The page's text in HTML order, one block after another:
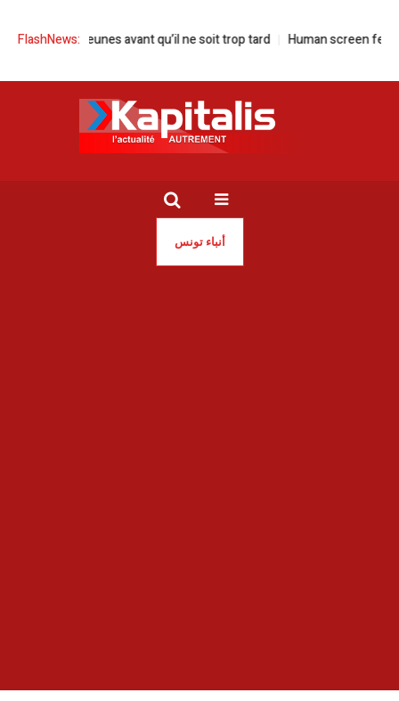
FlashNews:
nos jeunes avant qu’il ne soit trop tard Human screen festival à
أنباء تونس